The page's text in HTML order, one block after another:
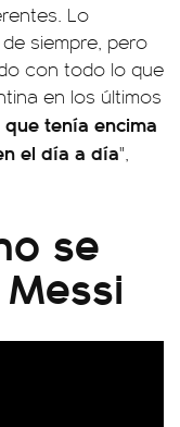
Lo
siempre, pero
con todo lo que
en los últimos
tenía encima
el día a día",
se